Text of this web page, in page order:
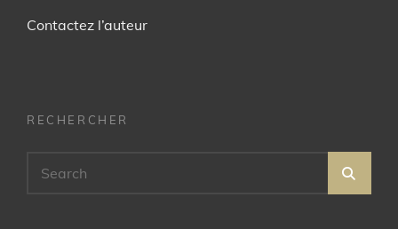
Contactez l’auteur
RECHERCHER
for: